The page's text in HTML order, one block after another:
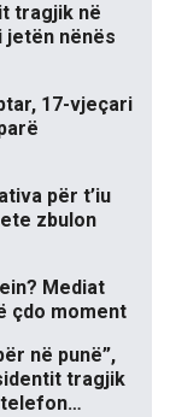
tragjik në
jetën nënës
17-vjeçari
për t’iu
zbulon
Mediat
çdo moment
në punë”,
tragjik
telefon…